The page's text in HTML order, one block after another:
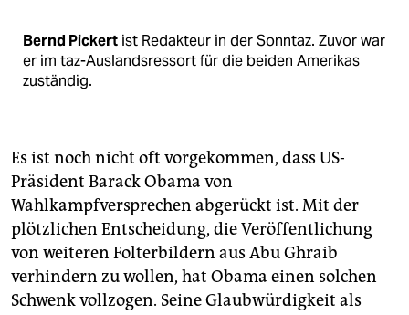
Bernd Pickert ist Redakteur in der Sonntaz. Zuvor war
er im taz-Auslandsressort für die beiden Amerikas
zuständig.
Es ist noch nicht oft vorgekommen, dass US-
Präsident Barack Obama von
Wahlkampfversprechen abgerückt ist. Mit der
plötzlichen Entscheidung, die Veröffentlichung
von weiteren Folterbildern aus Abu Ghraib
verhindern zu wollen, hat Obama einen solchen
Schwenk vollzogen. Seine Glaubwürdigkeit als